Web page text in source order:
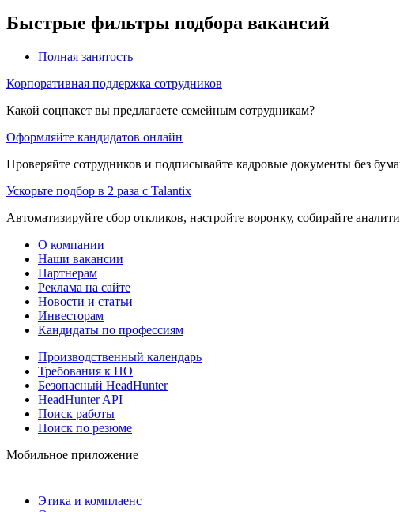
Быстрые фильтры подбора вакансий
Полная занятость
Корпоративная поддержка сотрудников
Какой соцпакет вы предлагаете семейным сотрудникам?
Оформляйте кандидатов онлайн
Проверяйте сотрудников и подписывайте кадровые документы без
Ускорьте подбор в 2 раза с Talantix
Автоматизируйте сбор откликов, настройте воронку, собирайте
О компании
Наши вакансии
Партнерам
Реклама на сайте
Новости и статьи
Инвесторам
Кандидаты по профессиям
Производственный календарь
Требования к ПО
Безопасный HeadHunter
HeadHunter API
Поиск работы
Поиск по резюме
Мобильное приложение
Этика и комплаенс